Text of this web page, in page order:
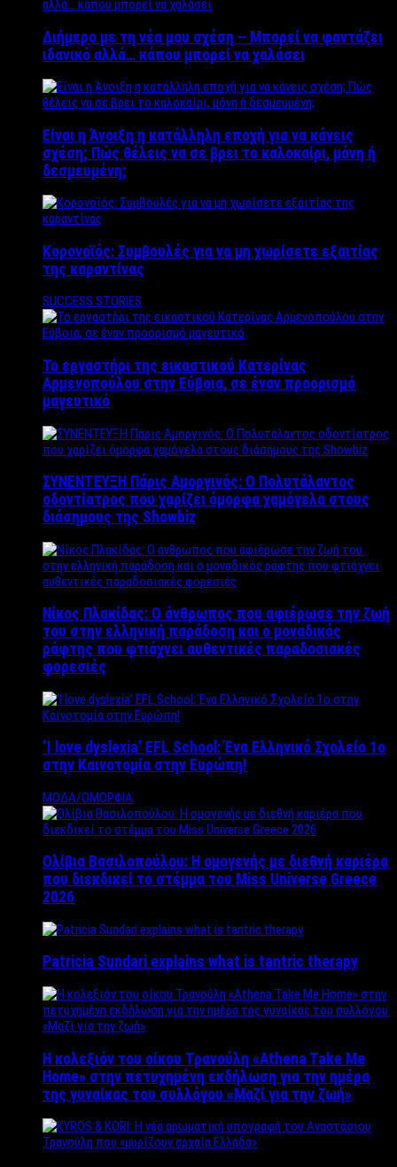
Διήμερο με τη νέα μου σχέση – Μπορεί να φαντάζει
ιδανικό αλλά… κάπου μπορεί να χαλάσει
Είναι η Άνοιξη η κατάλληλη εποχή για να κάνεις
σχέση; Πώς θέλεις να σε βρει το καλοκαίρι, μόνη ή
δεσμευμένη;
Κορονοϊός: Συμβουλές για να μη χωρίσετε εξαιτίας
της καραντίνας
SUCCESS STORIES
Το εργαστήρι της εικαστικού Κατερίνας
Αρμενοπούλου στην Εύβοια, σε έναν προορισμό
μαγευτικό
ΣΥΝΕΝΤΕΥΞΗ Πάρις Αμοργινός: O Πολυτάλαντος
οδοντίατρος που χαρίζει όμορφα χαμόγελα στους
διάσημους της Showbiz
Νίκος Πλακίδας: O άνθρωπος που αφιέρωσε την ζωή
του στην ελληνική παράδοση και ο μοναδικός
ράφτης που φτιάχνει αυθεντικές παραδοσιακές
φορεσιές
‘Ι love dyslexia’ EFL School: Ένα Ελληνικό Σχολείo 1ο
στην Καινοτομία στην Ευρώπη!
ΜΟΔΑ/ΟΜΟΡΦΙΑ
Ολίβια Βασιλοπούλου: Η ομογενής με διεθνή καριέρα
που διεκδικεί το στέμμα του Miss Universe Greece
2026
Patricia Sundari explains what is tantric therapy
Η κολεξιόν του οίκου Τρανούλη «Athena Take Me
Home» στην πετυχημένη εκδήλωση για την ημέρα
της γυναίκας του συλλόγου «Μαζί για την ζωή»